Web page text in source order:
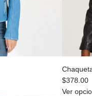
$378.00
Ver